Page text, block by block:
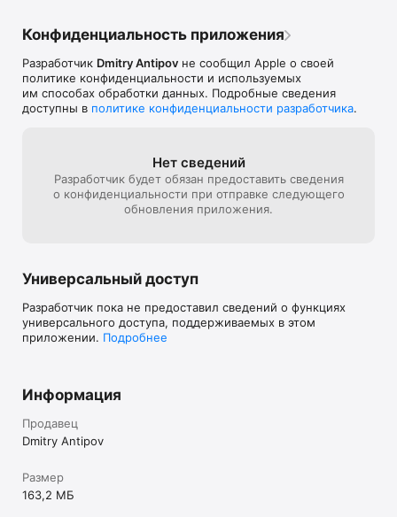
• ГИД НА 150 ГОРОДОВ
— Информация по самым популярным городам мира
(более 150 городов!)
— Вам не нужно ничего дополнительно скачивать, все уже
доступно в приложении
— Что попробовать в новом городе? Есть.
— Как добраться до аэропорта и за сколько? Есть.
— Какие примерные цены на еду и покупки? Есть.
— На чем передвигаться? Есть.
• РАБОТА ОФФЛАЙН БЕЗ ИНТЕРНЕТА
Наш путеводитель и скачанные карты работают без
интернета. Загрузите один раз нужные карты и забудьте о
проблемах с роумингом или бесконечным поиском кафе
со стабильным WiFi
• БЕСПЛАТНО
Путеводитель и карты предоставляются совершенно
бесплатно
Любите что-то особенное или хотите узнать любимые
места местных жителей без толп туристов? Теперь нет
Конфиденциальность приложения
Разработчик Dmitry Antipov не сообщил Apple о своей
политике конфиденциальности и используемых
им способах обработки данных. Подробные сведения
доступны в политике конфиденциальности разработчика.
Нет сведений
Разработчик будет обязан предоставить сведения
о конфиденциальности при отправке следующего
обновления приложения.
Универсальный доступ
Разработчик пока не предоставил сведений о функциях
универсального доступа, поддерживаемых в этом
приложении. Подробнее
Информация
Продавец
Dmitry Antipov
Размер
163,2 МБ